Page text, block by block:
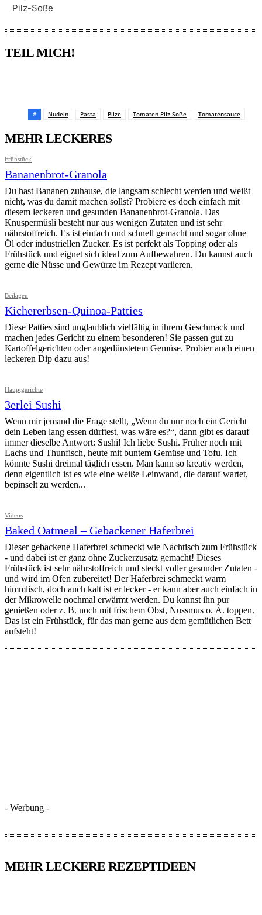
Pilz-Soße
TEIL MICH!
# Nudeln Pasta Pilze Tomaten-Pilz-Soße Tomatensauce
MEHR LECKERES
Frühstück
Bananenbrot-Granola
Du hast Bananen zuhause, die langsam schlecht werden und weißt
nicht, was du damit machen sollst? Probiere es doch einfach mit
diesem leckeren und gesunden Bananenbrot-Granola. Das
Knuspermüsli besteht nur aus wenigen Zutaten und ist sehr
nährstoffreich. Es ist einfach und schnell gemacht und sogar ohne
Öl oder industriellen Zucker. Es ist perfekt als Topping oder als
Frühstück und eignet sich ideal zum Aufbewahren. Du kannst auch
gerne die Nüsse und Gewürze im Rezept variieren.
Beilagen
Kichererbsen-Quinoa-Patties
Diese Patties sind unglaublich vielfältig in ihrem Geschmack und
machen jedes Gericht zu einem besonderen! Sie passen gut zu
Kartoffelgerichten oder angedünstetem Gemüse. Probier auch einen
leckeren Dip dazu aus!
Hauptgerichte
3erlei Sushi
Wenn mir jemand die Frage stellt, „Wenn du nur noch ein Gericht
dein Leben lang essen dürftest, was wäre es?“, dann gibt es darauf
immer dieselbe Antwort: Sushi! Ich liebe Sushi. Früher noch mit
Lachs und Thunfisch, heute mit buntem Gemüse und Tofu. Ich
könnte Sushi dreimal täglich essen. Man kann so kreativ werden,
denn eigentlich ist es wie eine weiße Leinwand, die darauf wartet,
bepinselt zu werden...
Videos
Baked Oatmeal – Gebackener Haferbrei
Dieser gebackene Haferbrei schmeckt wie Nachtisch zum Frühstück
- und dabei ist er ganz ohne Zuckerzusatz gemacht! Dieses
Frühstück ist sehr nährstoffreich und steckt voller gesunder Zutaten -
und wird im Ofen zubereitet! Der Haferbrei schmeckt warm
himmlisch, doch auch kalt ist er lecker - er kann aber auch einfach in
der Mikrowelle nochmal erwärmt werden. Du kannst ihn pur
genießen oder z. B. noch mit frischem Obst, Nussmus o. Ä. toppen.
Das ist ein Frühstück, für das man gerne aus dem gemütlichen Bett
aufsteht!
- Werbung -
MEHR LECKERE REZEPTIDEEN